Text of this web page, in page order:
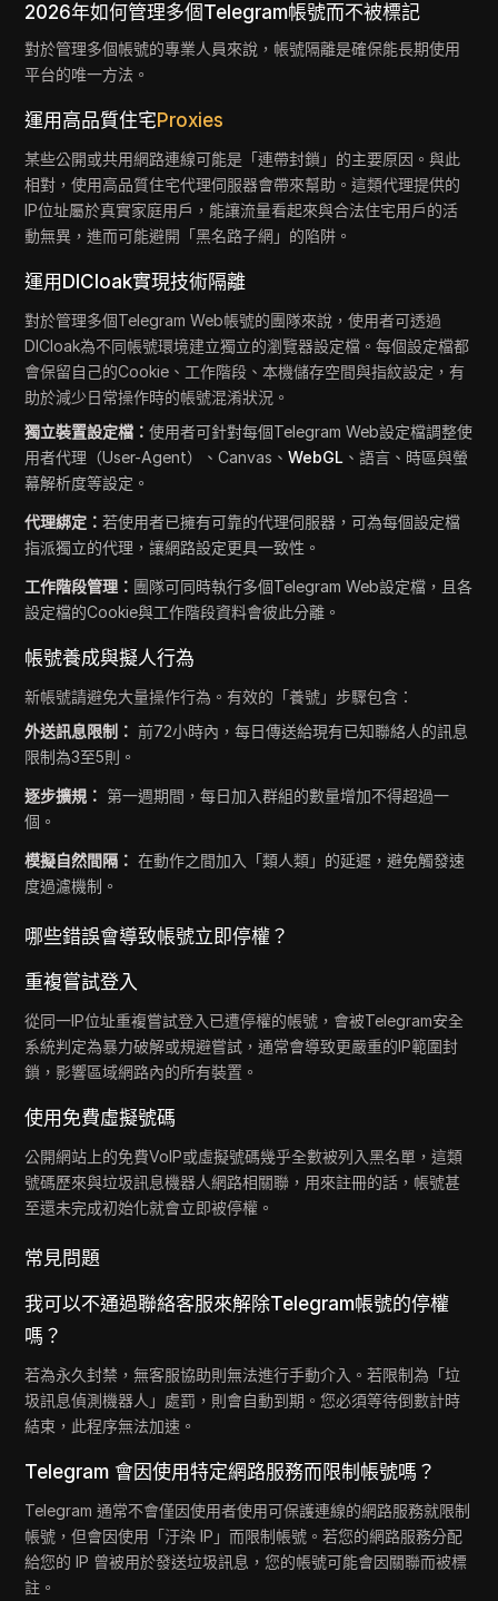
2026年如何管理多個Telegram帳號而不被標記
對於管理多個帳號的專業人員來說，帳號隔離是確保能長期使用
平台的唯一方法。
運用高品質住宅Proxies
某些公開或共用網路連線可能是「連帶封鎖」的主要原因。與此
相對，使用高品質住宅代理伺服器會帶來幫助。這類代理提供的
IP位址屬於真實家庭用戶，能讓流量看起來與合法住宅用戶的活
動無異，進而可能避開「黑名路子網」的陷阱。
運用DICloak實現技術隔離
對於管理多個Telegram Web帳號的團隊來說，使用者可透過
DICloak為不同帳號環境建立獨立的瀏覽器設定檔。每個設定檔都
會保留自己的Cookie、工作階段、本機儲存空間與指紋設定，有
助於減少日常操作時的帳號混淆狀況。
獨立裝置設定檔：使用者可針對每個Telegram Web設定檔調整使
用者代理（User-Agent）、Canvas、WebGL 、語言、時區與螢
幕解析度等設定。
代理綁定：若使用者已擁有可靠的代理伺服器，可為每個設定檔
指派獨立的代理，讓網路設定更具一致性。
工作階段管理： 團隊可同時執行多個Telegram Web設定檔，且各
設定檔的Cookie與工作階段資料會彼此分離。
帳號養成與擬人行為
新帳號請避免大量操作行為。有效的「養號」步驟包含：
外送訊息限制： 前72小時內，每日傳送給現有已知聯絡人的訊息
限制為3至5則。
逐步擴規： 第一週期間，每日加入群組的數量增加不得超過一
個。
模擬自然間隔： 在動作之間加入「類人類」的延遲，避免觸發速
度過濾機制。
哪些錯誤會導致帳號立即停權？
重複嘗試登入
從同一IP位址重複嘗試登入已遭停權的帳號，會被Telegram安全
系統判定為暴力破解或規避嘗試，通常會導致更嚴重的IP範圍封
鎖，影響區域網路內的所有裝置。
使用免費虛擬號碼
公開網站上的免費VoIP或虛擬號碼幾乎全數被列入黑名單，這類
號碼歷來與垃圾訊息機器人網路相關聯，用來註冊的話，帳號甚
至還未完成初始化就會立即被停權。
常見問題
我可以不通過聯絡客服來解除Telegram帳號的停權
嗎？
若為永久封禁，無客服協助則無法進行手動介入。若限制為「垃
圾訊息偵測機器人」處罰，則會自動到期。您必須等待倒數計時
結束，此程序無法加速。
Telegram 會因使用特定網路服務而限制帳號嗎？
Telegram 通常不會僅因使用者使用可保護連線的網路服務就限制
帳號，但會因使用「汙染 IP」而限制帳號。若您的網路服務分配
給您的 IP 曾被用於發送垃圾訊息，您的帳號可能會因關聯而被標
註。